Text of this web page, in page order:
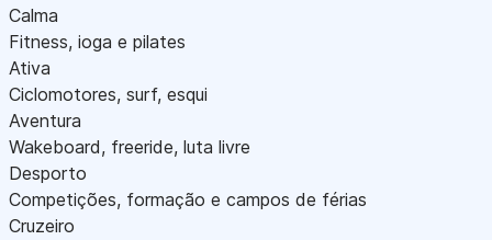
Calma
Fitness, ioga e pilates
Ativa
Ciclomotores, surf, esqui
Aventura
Wakeboard, freeride, luta livre
Desporto
Competições, formação e campos de férias
Cruzeiro